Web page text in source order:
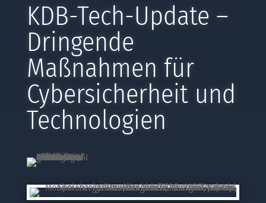
KDB-Tech-Update –
Dringende
Maßnahmen für
Cybersicherheit und
Technologien